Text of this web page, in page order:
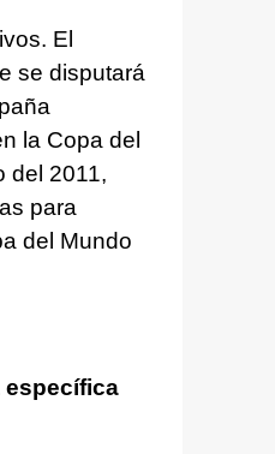
El
se disputará
la Copa del
del 2011,
para
del Mundo
específica